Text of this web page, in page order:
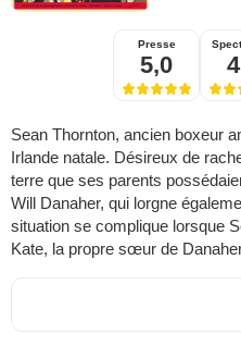
Presse
5,0
Sean Thornton, ancien boxeur
Irlande natale. Désireux de
terre que ses parents
Will Danaher, qui lorgne
situation se complique lorsque
Kate, la propre sœur de